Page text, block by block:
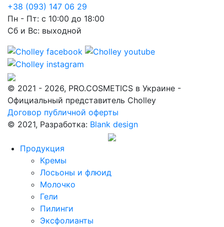
+38 (093) 147 06 29
Пн - Пт: с 10:00 до 18:00
Сб и Вс: выходной
© 2021 - 2026, PRO.COSMETICS в Украине -
Официальный представитель Cholley
Договор публичной оферты
© 2021, Разработка: Blank design
Продукция
Кремы
Лосьоны и флюид
Молочко
Гели
Пилинги
Эксфолианты